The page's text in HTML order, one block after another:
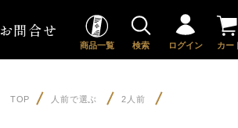
お問合せ
商品一覧 検索 ログイン カー
TOP 人前で選ぶ 2人前